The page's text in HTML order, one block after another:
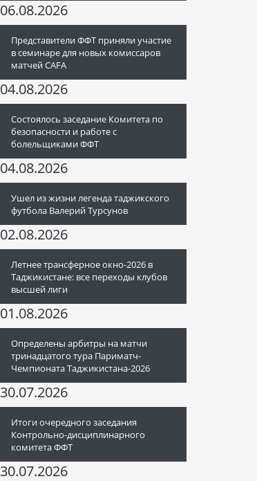
06.08.2026
Представители ФФТ приняли участие
в семинаре для новых комиссаров
матчей CAFA
04.08.2026
Состоялось заседание Комитета по
безопасности и работе с
болельщиками ФФТ
04.08.2026
Ушел из жизни легенда таджикского
футбола Валерий Турсунов
02.08.2026
Летнее трансферное окно-2026 в
Таджикистане: все переходы клубов
высшей лиги
01.08.2026
Определены арбитры на матчи
тринадцатого тура Париматч-
Чемпионата Таджикистана-2026
30.07.2026
Итоги очередного заседания
Контрольно-дисциплинарного
комитета ФФТ
30.07.2026